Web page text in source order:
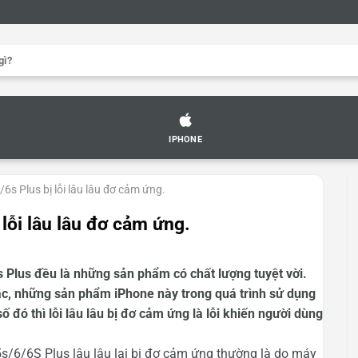
IPHONE
Plus bị lỗi lâu lâu đơ cảm ứng.
lâu lâu đơ cảm ứng.
đều là những sản phẩm có chất lượng tuyệt vời.
những sản phẩm iPhone này trong quá trình sử dụng
đó thì lỗi lâu lâu bị đơ cảm ứng là lỗi khiến người dùng
6/6S Plus lâu lâu lại bị đơ cảm ứng thường là do máy